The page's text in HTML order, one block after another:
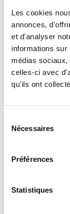
Les cookies
annonces,
et d'analyser
informations sur
médias
celles-ci avec
qu'ils ont
Nécessaires
Préférences
Statistiques
Panneau